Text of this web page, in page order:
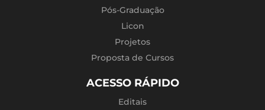
Pós-Graduação
Licon
Projetos
Proposta de Cursos
ACESSO RÁPIDO
Editais